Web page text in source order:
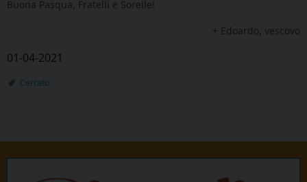
Buona Pasqua, Fratelli e Sorelle!
+ Edoardo, vescovo
01-04-2021
Cerrato